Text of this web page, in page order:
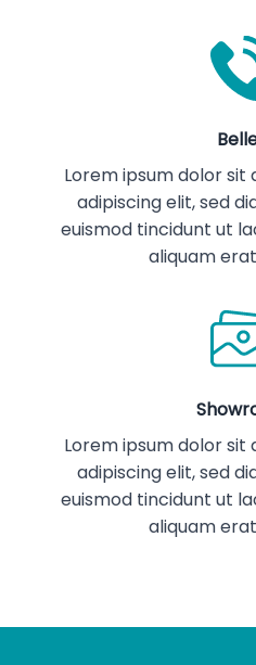
Lorem ipsum dolor
adipiscing elit, sed
euismod tincidunt ut
aliquam
Lorem ipsum dolor
adipiscing elit, sed
euismod tincidunt ut
aliquam